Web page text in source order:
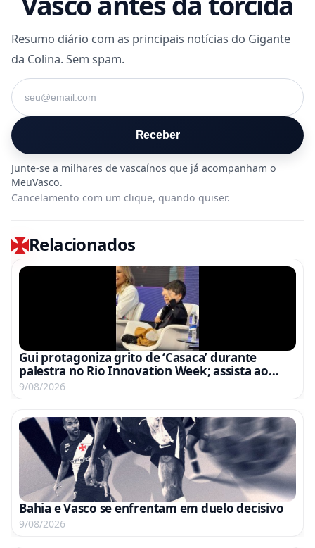
Resumo diário com as principais notícias do Gigante
da Colina. Sem spam.
Seu e-mail
Receber
Cancelamento com um clique, quando quiser.
Relacionados
Gui protagoniza grito de ‘Casaca’ durante
palestra no Rio Innovation Week; assista ao
vídeo
9/08/2026
Bahia e Vasco se enfrentam em duelo decisivo
9/08/2026